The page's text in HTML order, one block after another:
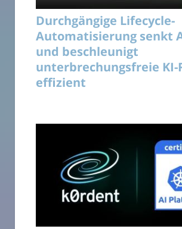
Durchgängige Lifecycle-
Automatisierung senkt
und beschleunigt
unterbrechungsfreie KI-
effizient